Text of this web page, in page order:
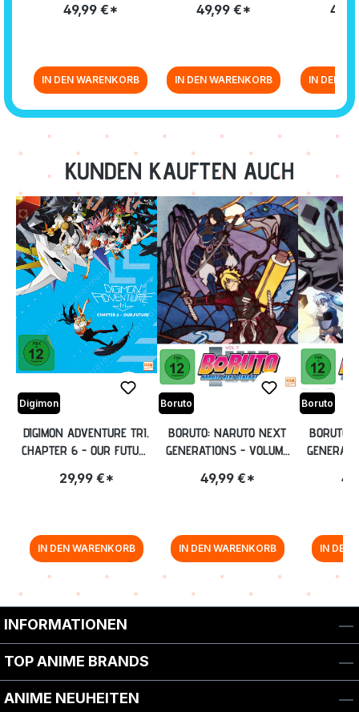
RAY]
49,99 €*
IN DEN WARENKORB
RAY]
49,99 €*
IN DEN WARENKORB IN DEN
Zurück zur Vor-/Zurück-Navigation
KUNDEN KAUFTEN AUCH
Digimon
DIGIMON ADVENTURE TRI.
CHAPTER 6 - OUR FUTURE
29,99 €*
IN DEN WARENKORB
Boruto
BORUTO: NARUTO NEXT
GENERATIONS - VOLUME
RAY]
49,99 €*
IN DEN WARENKORB
Boruto
BORUTO:
IN DEN
INFORMATIONEN
TOP ANIME BRANDS
ANIME NEUHEITEN